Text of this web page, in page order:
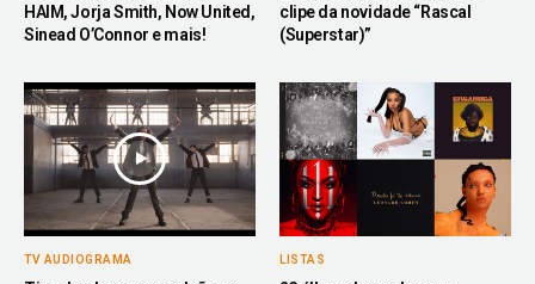
HAIM, Jorja Smith, Now United,
Sinead O’Connor e mais!
clipe da novidade “Rascal
(Superstar)”
TV AUDIOGRAMA LISTAS